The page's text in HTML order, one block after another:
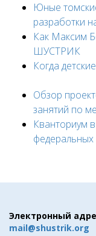
Юные
разработки
Как Максим
ШУСТРИК
Когда
Обзор
занятий по
Кванториум
федеральных
Электронный
mail@shustrik.org